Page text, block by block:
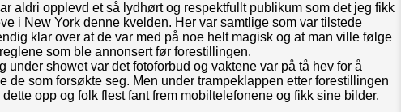
aldri opplevd et så lydhørt og respektfullt publikum som det jeg fikk
i New York denne kvelden. Her var samtlige som var tilstede
klar over at de var med på noe helt magisk og at man ville følge
som ble annonsert før forestillingen.
under showet var det fotoforbud og vaktene var på tå hev for å
de som forsøkte seg. Men under trampeklappen etter forestillingen
opp og folk flest fant frem mobiltelefonene og fikk sine bilder.